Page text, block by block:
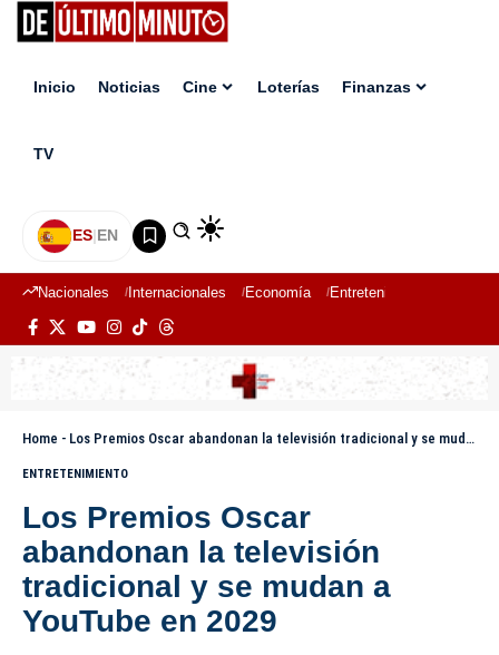
Inicio Noticias Cine Loterías Finanzas
TV
ES|EN
Nacionales Internacionales Economía Entretenimiento
Home - Los Premios Oscar abandonan la televisión tradicional y se mudan a YouTube en 2029
ENTRETENIMIENTO
Los Premios Oscar
abandonan la televisión
tradicional y se mudan a
YouTube en 2029